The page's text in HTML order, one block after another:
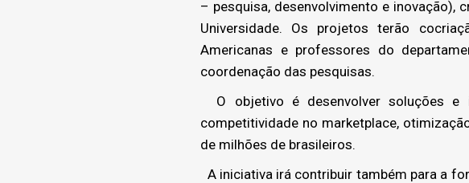
– pesquisa, desenvolvimento e inovação),
Universidade. Os projetos terão
Americanas e professores do
coordenação das pesquisas.
O objetivo é desenvolver soluções e
competitividade no marketplace,
de milhões de brasileiros.
A iniciativa irá contribuir também para a